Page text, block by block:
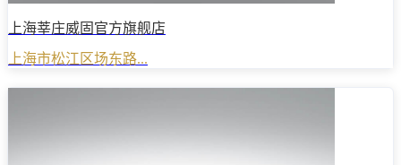
上海莘庄威固官方旗舰店
上海市松江区场东路...